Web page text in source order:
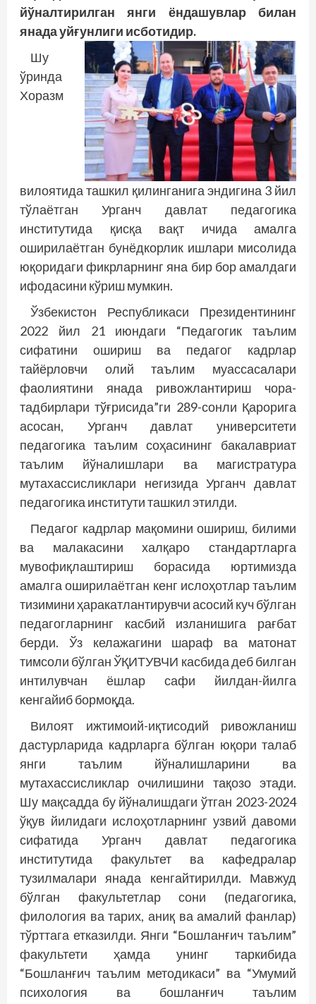
йўналтирилган янги ёндашувлар билан
янада уйғунлиги исботидир.
Шу
ўринда
Хоразм
вилоятида ташкил қилинганига эндигина 3 йил
тўлаётган Урганч давлат педагогика
институтида қисқа вақт ичида амалга
оширилаётган бунёдкорлик ишлари мисолида
юқоридаги фикрларнинг яна бир бор амалдаги
ифодасини кўриш мумкин.
Ўзбекистон Республикаси Президентининг
2022 йил 21 июндаги “Педагогик таълим
сифатини ошириш ва педагог кадрлар
тайёрловчи олий таълим муассасалари
фаолиятини янада ривожлантириш чора-
тадбирлари тўғрисида”ги 289-сонли Қарорига
асосан, Урганч давлат университети
педагогика таълим соҳасининг бакалавриат
таълим йўналишлари ва магистратура
мутахассисликлари негизида Урганч давлат
педагогика институти ташкил этилди.
Педагог кадрлар мақомини ошириш, билими
ва малакасини халқаро стандартларга
мувофиқлаштириш борасида юртимизда
амалга оширилаётган кенг ислоҳотлар таълим
тизимини ҳаракатлантирувчи асосий куч бўлган
педагогларнинг касбий изланишига рағбат
берди. Ўз келажагини шараф ва матонат
тимсоли бўлган ЎҚИТУВЧИ касбида деб билган
интилувчан ёшлар сафи йилдан-йилга
кенгайиб бормоқда.
Вилоят ижтимоий-иқтисодий ривожланиш
дастурларида кадрларга бўлган юқори талаб
янги таълим йўналишларини ва
мутахассисликлар очилишини тақозо этади.
Шу мақсадда бу йўналишдаги ўтган 2023-2024
ўқув йилидаги ислоҳотларнинг узвий давоми
сифатида Урганч давлат педагогика
институтида факультет ва кафедралар
тузилмалари янада кенгайтирилди. Мавжуд
бўлган факультетлар сони (педагогика,
филология ва тарих, аниқ ва амалий фанлар)
тўрттага етказилди. Янги “Бошланғич таълим”
факультети ҳамда унинг таркибида
“Бошланғич таълим методикаси” ва “Умумий
психология ва бошланғич таълим